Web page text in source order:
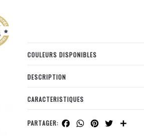
COULEURS DISPONIBLES
DESCRIPTION
CARACTERISTIQUES
PARTAGER: Facebook
WhatsApp
Pinterest
Twitter